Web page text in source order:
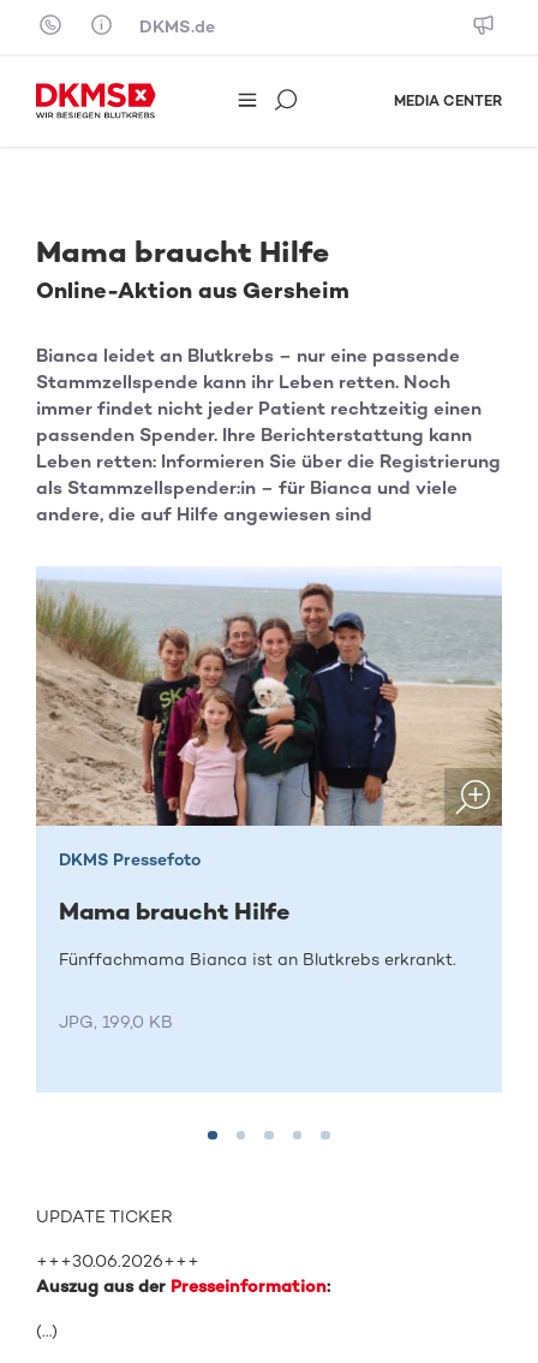
Skip to content
DKMS.de
MEDIA CENTER
Mama braucht Hilfe
Online-Aktion aus Gersheim
Bianca leidet an Blutkrebs – nur eine passende
Stammzellspende kann ihr Leben retten. Noch
immer findet nicht jeder Patient rechtzeitig einen
passenden Spender. Ihre Berichterstattung kann
Leben retten: Informieren Sie über die Registrierung
als Stammzellspender:in – für Bianca und viele
andere, die auf Hilfe angewiesen sind
DKMS Pressefoto
Mama braucht Hilfe
Fünffachmama Bianca ist an Blutkrebs erkrankt.
JPG, 199,0 KB
UPDATE TICKER
+++30.06.2026+++
Auszug aus der Presseinformation:
(…)